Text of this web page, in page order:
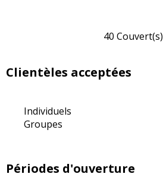
40 Couvert(s)
Clientèles acceptées
Individuels
Groupes
Périodes d'ouverture